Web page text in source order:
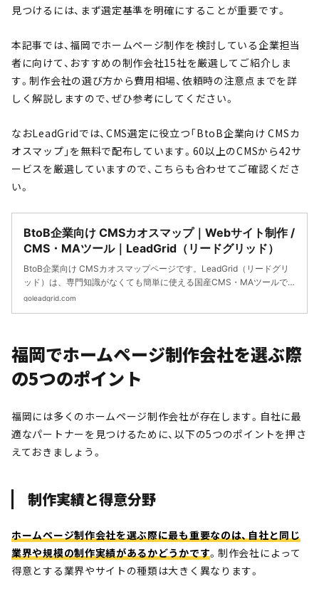
見つけるには、まず選定基準を明確にすることが重要です。
本記事では、福岡でホームページ制作を検討している企業担当
者に向けて、おすすめの制作会社15社を厳選してご紹介しま
す。制作会社の選び方から費用相場、依頼時の注意点までを詳
しく解説しますので、ぜひ参考にしてください。
なおLeadGridでは、CMS選定に役立つ「BtoB企業向け CMSカ
オスマップ」を無料で配布しています。60以上のCMSから42サ
ービスを厳選していますので、こちらも合わせてご確認くださ
い。
BtoB企業向け CMSカオスマップ｜Webサイト制作 /
CMS・MAツール｜LeadGrid（リードグリッド）
BtoB企業向け CMSカオスマップページです。LeadGrid（リードグリ
ッド）は、専門知識がなくても簡単に使える国産CMS・MAツールで
す。上場企業やスタートアップ企業を中心に、Webマーケティングの
goleadgrid.com
福岡でホームページ制作会社を選ぶ際
の5つのポイント
福岡には多くのホームページ制作会社が存在します。自社に最
適なパートナーを見つけるために、以下の5つのポイントを押さ
えておきましょう。
制作実績と得意分野
ホームページ制作会社を選ぶ際に最も重要なのは、自社と同じ
業界や規模の制作実績があるかどうかです。制作会社によって
得意とする業界やサイトの種類は大きく異なります。